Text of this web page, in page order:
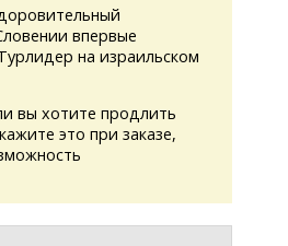
впервые
на израильском
вы хотите продлить
это при заказе,